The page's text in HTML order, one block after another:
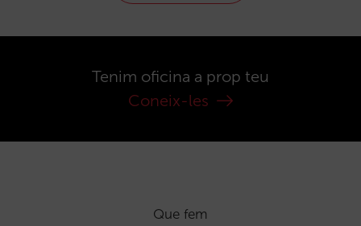
Tenim oficina a prop teu
Coneix-les
Que fem